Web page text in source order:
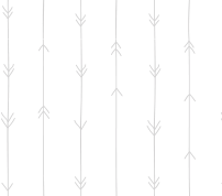
お申込受付を開始
いたします。